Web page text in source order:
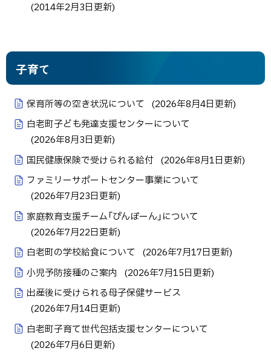
(2014年2月3日更新)
子育て
保育所等の空き状況について (2026年8月4日更新)
白老町子ども発達支援センターについて
(2026年8月3日更新)
国民健康保険で受けられる給付 (2026年8月1日更新)
ファミリーサポートセンター事業について
(2026年7月23日更新)
家庭教育支援チーム「ぴんぽーん」について
(2026年7月22日更新)
白老町の学校給食について (2026年7月17日更新)
小児予防接種のご案内
(2026年7月15日更新)
出産後に受けられる母子保健サービス
(2026年7月14日更新)
白老町子育て世代包括支援センターについて
(2026年7月6日更新)